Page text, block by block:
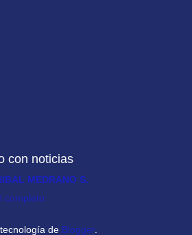
con noticias
MEDRANO S.
completo
de Blogger.